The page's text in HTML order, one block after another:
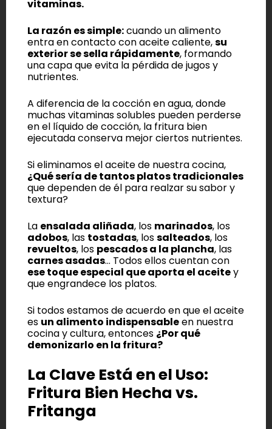
vitaminas.
La razón es simple:cuando un alimento
entra en contacto con aceite caliente,su
exterior se sella rápidamente, formando
una capa que evita la pérdida de jugos y
nutrientes.
A diferencia de la cocción en agua, donde
muchas vitaminas solubles pueden perderse
en el líquido de cocción, la fritura bien
ejecutada conserva mejor ciertos nutrientes.
Si eliminamos el aceite de nuestra cocina,
¿Qué sería de tantos platos tradicionales
que dependen de él para realzar su sabor y
textura?
La ensalada aliñada, los marinados, los
adobos, las tostadas, lossalteados, los
revueltos, los pescados a la plancha, las
carnes asadas… Todos ellos cuentan con
ese toque especial que aporta el aceitey
que engrandece los platos.
Si todos estamos de acuerdo en que el aceite
es un alimento indispensableen nuestra
cocina y cultura, entonces ¿Por qué
demonizarlo en la fritura?
La Clave Está en el Uso:
Fritura Bien Hecha vs.
Fritanga